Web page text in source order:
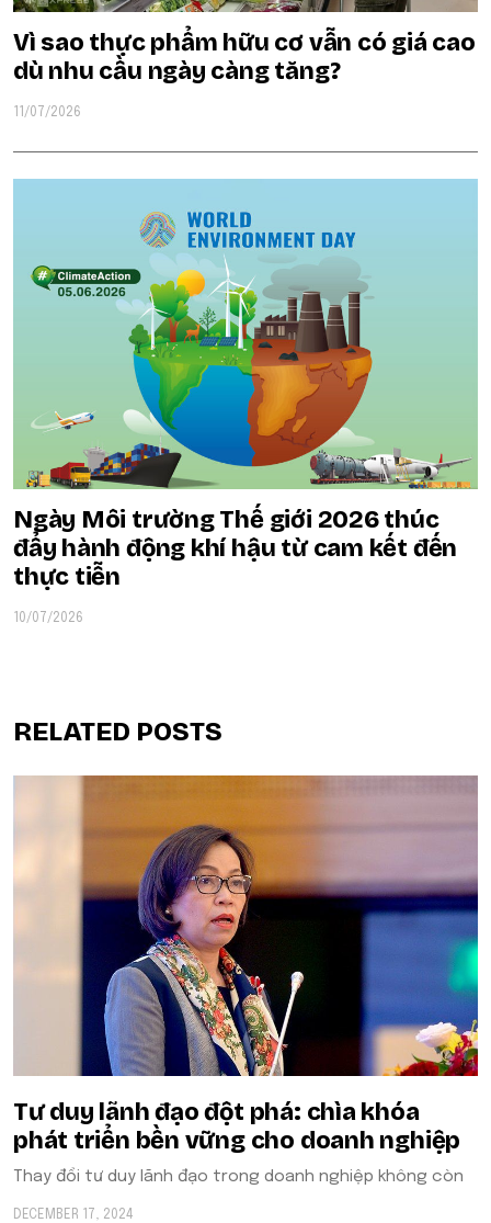
Vì sao thực phẩm hữu cơ vẫn có giá cao
dù nhu cầu ngày càng tăng?
11/07/2026
Ngày Môi trường Thế giới 2026 thúc
đẩy hành động khí hậu từ cam kết đến
thực tiễn
10/07/2026
RELATED POSTS
Tư duy lãnh đạo đột phá: chìa khóa
phát triển bền vững cho doanh nghiệp
Thay đổi tư duy lãnh đạo trong doanh nghiệp không còn
DECEMBER 17, 2024